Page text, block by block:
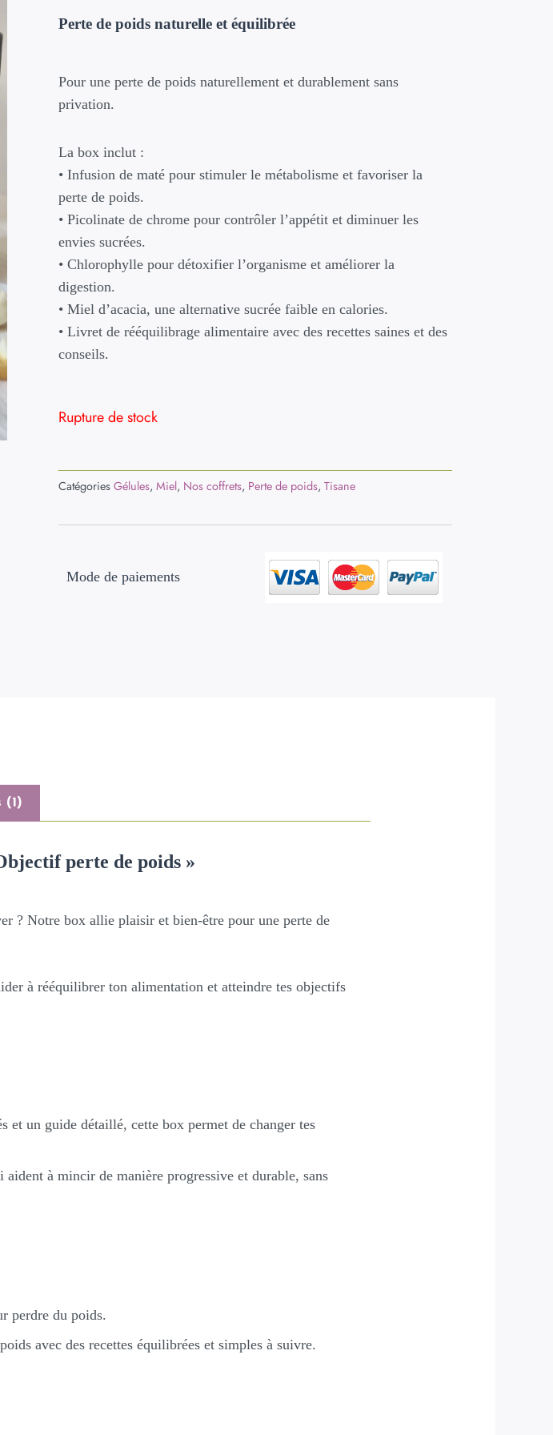
était : est :
Perte de poids naturelle et équilibrée
Pour une perte de poids naturellement et durablement sans
privation.
La box inclut :
• Infusion de maté pour stimuler le métabolisme et favoriser la
perte de poids.
• Picolinate de chrome pour contrôler l’appétit et diminuer les
envies sucrées.
• Chlorophylle pour détoxifier l’organisme et améliorer la
digestion.
• Miel d’acacia, une alternative sucrée faible en calories.
• Livret de rééquilibrage alimentaire avec des recettes saines et des
conseils.
Rupture de stock
Catégories Gélules, Miel, Nos coffrets, Perte de poids, Tisane
Mode de paiements
(1)
perte de poids »
? Notre box allie plaisir et bien-être pour une perte de
à rééquilibrer ton alimentation et atteindre tes objectifs
et un guide détaillé, cette box permet de changer tes
à mincir de manière progressive et durable, sans
perdre du poids.
avec des recettes équilibrées et simples à suivre.